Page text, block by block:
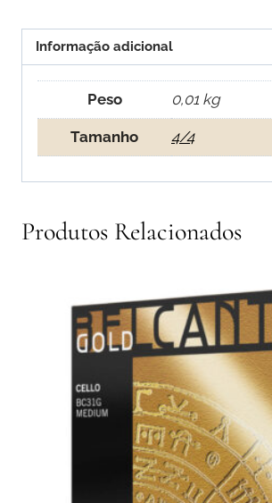
Informação adicional
Peso 0,01 kg
Tamanho 4/4
Produtos Relacionados